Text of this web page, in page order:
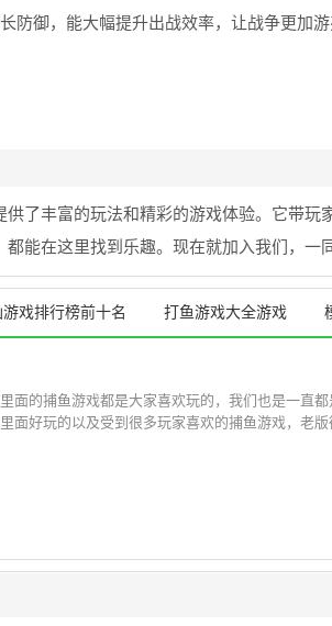
防御，能大幅提升出战效率，让战争更加游
了丰富的玩法和精彩的游戏体验。它带玩
能在这里找到乐趣。现在就加入我们，一
戏排行榜前十名 打鱼游戏大全游戏
面的捕鱼游戏都是大家喜欢玩的，我们也是一直
面好玩的以及受到很多玩家喜欢的捕鱼游戏，老